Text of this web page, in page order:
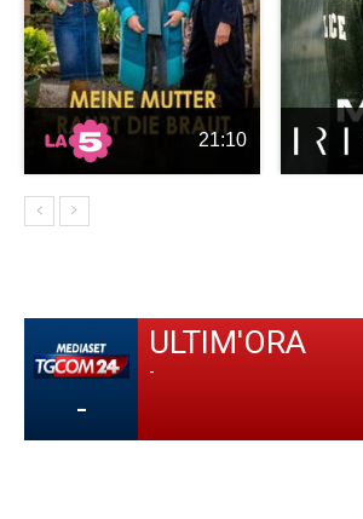
21:10
-
ULTIM'ORA
-